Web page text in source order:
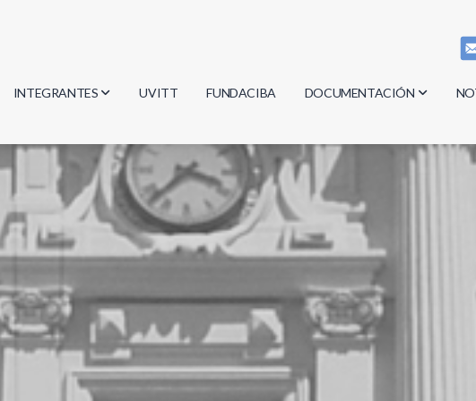
INTEGRANTES
Investigadores
Estudiantes
Egresados
UVITT FUNDACIBA DOCUMENTACIÓN
Actas
Reglamentos
Documentos